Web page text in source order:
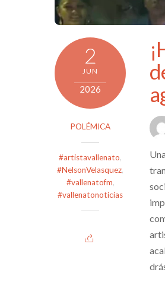
2
JUN
2026
POLÉMICA
#artistavallenato,
#NelsonVelasquez,
#vallenatofm,
#vallenatonoticias